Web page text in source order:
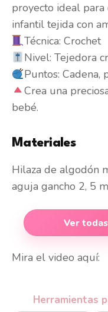
proyecto ideal para
infantil tejida con
Técnica: Crochet
Nivel: Tejedora
Puntos:
Crea una
bebé.
Materiales
Hilaza de algodón
aguja gancho 2, 5
Ver
Mira el video aquí:
Herramientas